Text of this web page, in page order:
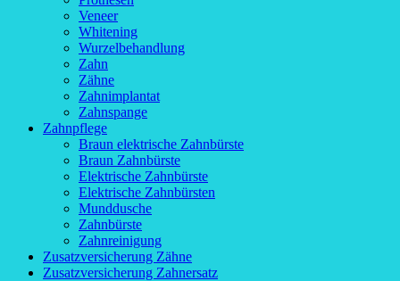
Veneer
Whitening
Wurzelbehandlung
Zahn
Zähne
Zahnimplantat
Zahnspange
Zahnpflege
Braun elektrische Zahnbürste
Braun Zahnbürste
Elektrische Zahnbürste
Elektrische Zahnbürsten
Munddusche
Zahnbürste
Zahnreinigung
Zusatzversicherung Zähne
Zusatzversicherung Zahnersatz